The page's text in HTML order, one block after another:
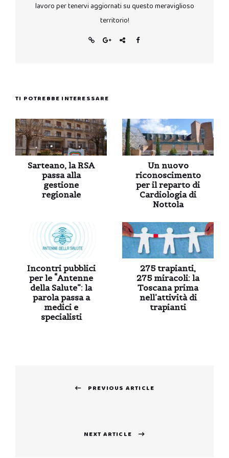
lavoro per tenervi aggiornati su questo meraviglioso
territorio!
TI POTREBBE INTERESSARE
Sarteano, la RSA
passa alla
gestione
regionale
Un nuovo
riconoscimento
per il reparto di
Cardiologia di
Nottola
Incontri pubblici
per le “Antenne
della Salute”: la
parola passa a
medici e
specialisti
275 trapianti,
275 miracoli: la
Toscana prima
nell’attività di
trapianti
PREVIOUS ARTICLE
NEXT ARTICLE